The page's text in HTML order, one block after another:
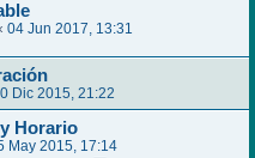
04 Jun 2017, 13:31
Dic 2015, 21:22
Horario
May 2015, 17:14